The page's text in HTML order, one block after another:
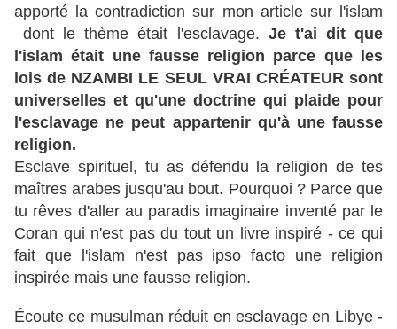
apporté la contradiction sur mon article sur l'islam
dont le thème était l'esclavage. Je t'ai dit que
l'islam était une fausse religion parce que les
lois de NZAMBI LE SEUL VRAI CRÉATEUR sont
universelles et qu'une doctrine qui plaide pour
l'esclavage ne peut appartenir qu'à une fausse
religion.
Esclave spirituel, tu as défendu la religion de tes
maîtres arabes jusqu'au bout. Pourquoi ? Parce que
tu rêves d'aller au paradis imaginaire inventé par le
Coran qui n'est pas du tout un livre inspiré - ce qui
fait que l'islam n'est pas ipso facto une religion
inspirée mais une fausse religion.
Écoute ce musulman réduit en esclavage en Libye -